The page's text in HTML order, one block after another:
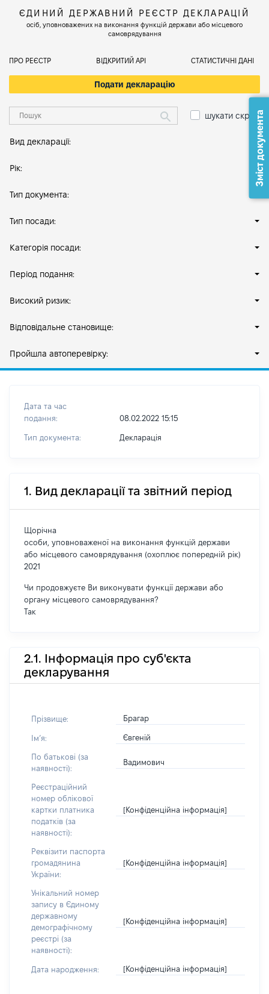
ЄДИНИЙ ДЕРЖАВНИЙ РЕЄСТР ДЕКЛАРАЦІЙ
осіб, уповноважених на виконання функцій держави або місцевого
самоврядування
ПРО РЕЄСТР ВІДКРИТИЙ АРІ СТАТИСТИЧНІ ДАНІ
Подати декларацію
шукати скрізь
Вид декларації:
Рік:
Тип документа:
Тип посади:
Категорія посади:
Період подання:
Високий ризик:
Відповідальне становище:
Пройшла автоперевірку:
Дата та час
подання:
08.02.2022 15:15
Тип документа: Декларація
1. Вид декларації та звітний період
Щорічна
особи, уповноваженої на виконання функцій держави
або місцевого самоврядування (охоплює попередній рік)
2021
Чи продовжуєте Ви виконувати функції держави або
органу місцевого самоврядування?
Так
2.1. Інформація про суб'єкта
декларування
Прізвище: Брагар
Імʼя: Євгеній
По батькові (за
наявності):
Вадимович
Реєстраційний
номер облікової
картки платника
податків (за
наявності):
[Конфіденційна інформація]
Реквізити паспорта
громадянина
України:
[Конфіденційна інформація]
Унікальний номер
запису в Єдиному
державному
демографічному
реєстрі (за
наявності):
[Конфіденційна інформація]
Дата народження: [Конфіденційна інформація]
Зміст документа